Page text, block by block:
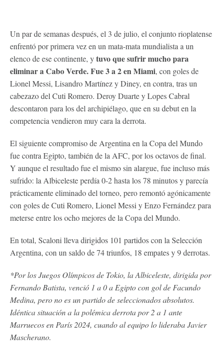
Un par de semanas después, el 3 de julio, el conjunto rioplatense
enfrentó por primera vez en un mata-mata mundialista a un
elenco de ese continente, ytuvo que sufrir mucho para
eliminar a Cabo Verde. Fue 3 a 2 en Miami, con goles de
Lionel Messi, Lisandro Martínez y Diney, en contra, tras un
cabezazo del Cuti Romero. Deroy Duarte y Lopes Cabral
descontaron para los del archipiélago, que en su debut en la
competencia vendieron muy cara la derrota.
El siguiente compromiso de Argentina en la Copa del Mundo
fue contra Egipto, también de la AFC, por los octavos de final.
Y aunque el resultado fue el mismo sin alargue, fue incluso más
sufrido: la Albiceleste perdía 0-2 hasta los 78 minutos y parecía
prácticamente eliminado del torneo, pero remontó agónicamente
con goles de Cuti Romero, Lionel Messi y Enzo Fernández para
meterse entre los ocho mejores de la Copa del Mundo.
En total, Scaloni lleva dirigidos 101 partidos con la Selección
Argentina, con un saldo de 74 triunfos, 18 empates y 9 derrotas.
*Por los Juegos Olímpicos de Tokio, la Albiceleste, dirigida por
Fernando Batista, venció 1 a 0 a Egipto con gol de Facundo
Medina, pero no es un partido de seleccionados absolutos.
Idéntica situación a la polémica derrota por 2 a 1 ante
Marruecos en París 2024, cuando al equipo lo lideraba Javier
Mascherano.